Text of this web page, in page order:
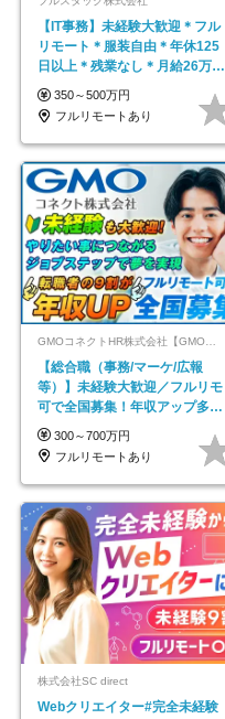
【IT事務】未経験大歓迎＊フル
リモート＊服装自由＊年休125
日以上＊残業なし＊月給26万円
以上
350～500万円
フルリモートあり
GMOコネクトHR株式会社【GMOインターネットグループ】
【総合職（事務/マーケ/広報
等）】未経験大歓迎／フルリモ
可で全国募集！年収アップ多数
★年休最大130日★
300～700万円
フルリモートあり
株式会社SC direct
Webクリエイター#完全未経験